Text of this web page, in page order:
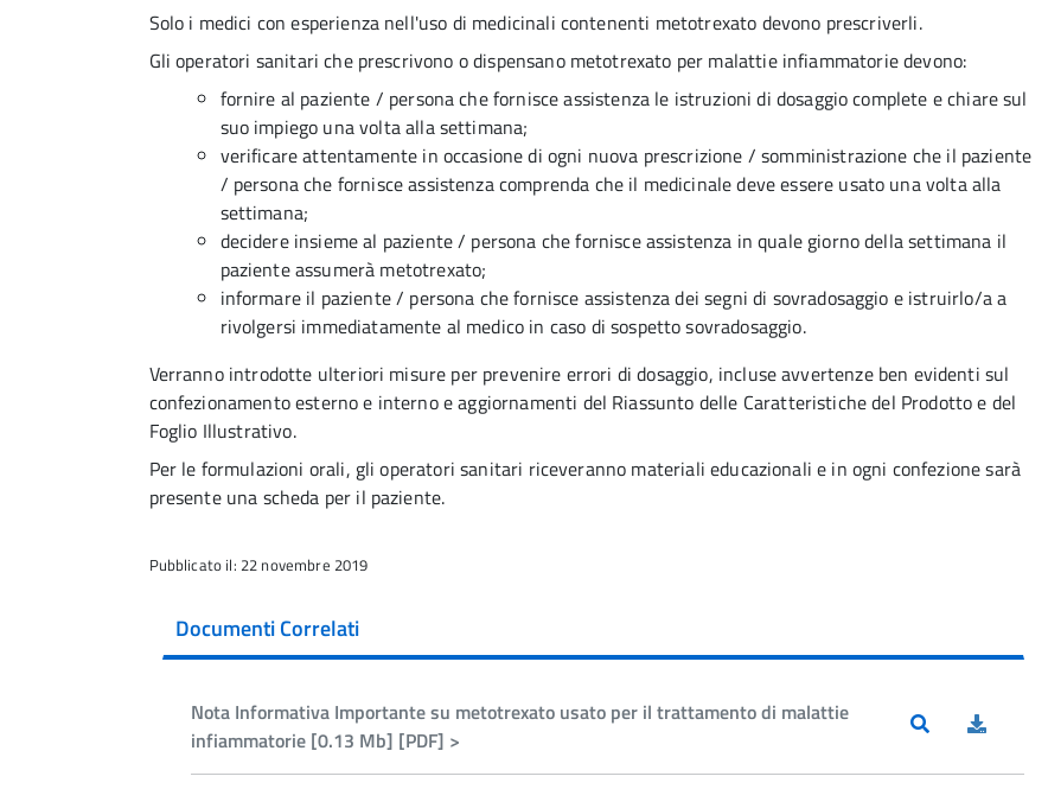
Solo i medici con esperienza nell'uso di medicinali contenenti metotrexato devono prescriverli.
Gli operatori sanitari che prescrivono o dispensano metotrexato per malattie infiammatorie devono:
fornire al paziente / persona che fornisce assistenza le istruzioni di dosaggio complete e chiare sul
suo impiego una volta alla settimana;
verificare attentamente in occasione di ogni nuova prescrizione / somministrazione che il paziente
/ persona che fornisce assistenza comprenda che il medicinale deve essere usato una volta alla
settimana;
decidere insieme al paziente / persona che fornisce assistenza in quale giorno della settimana il
paziente assumerà metotrexato;
informare il paziente / persona che fornisce assistenza dei segni di sovradosaggio e istruirlo/a a
rivolgersi immediatamente al medico in caso di sospetto sovradosaggio.
Verranno introdotte ulteriori misure per prevenire errori di dosaggio, incluse avvertenze ben evidenti sul
confezionamento esterno e interno e aggiornamenti del Riassunto delle Caratteristiche del Prodotto e del
Foglio Illustrativo.
Per le formulazioni orali, gli operatori sanitari riceveranno materiali educazionali e in ogni confezione sarà
presente una scheda per il paziente.
Pubblicato il: 22 novembre 2019
Documenti Correlati
Nota Informativa Importante su metotrexato usato per il trattamento di malattie
infiammatorie [0.13 Mb] [PDF] >